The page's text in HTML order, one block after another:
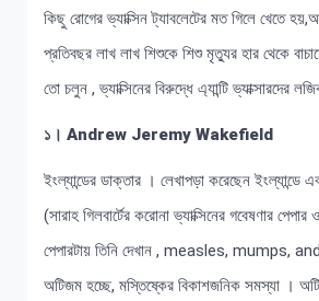
কিছু রোগের ভ্যাক্সিন ট্যাবলেটের মত গিলে খেতে
প্রতিবছর লাখ লাখ শিশুকে শিশু মৃত্যুর হার থেকে
তো চলুন , ভ্যাক্সিনের বিরুদ্ধে এ্যান্টি ভ্যাক্সারদের
১। Andrew Jeremy Wakefield
ইংল্যান্ডের ডাক্তার । লেখাপড়া করেছেন
(সারাহ গিলবার্টের করোনা ভ্যাক্সিনের গবেষণার
পেপারটায় তিনি দেখান , measles, mumps,
অটিজম হচ্ছে, মস্তিষ্কের বিকাশজনিক সমস্যা ।